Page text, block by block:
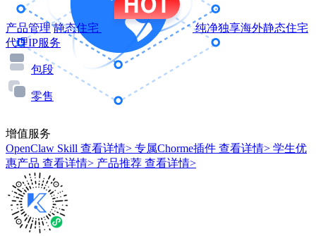
产品管理 静态住宅
纯净独享海外静态住宅
代理IP服务
包段
零售
增值服务
OpenClaw Skill 查看详情> 专属Chorme插件 查看详情> 学生优
惠产品 查看详情> 产品推荐 查看详情>